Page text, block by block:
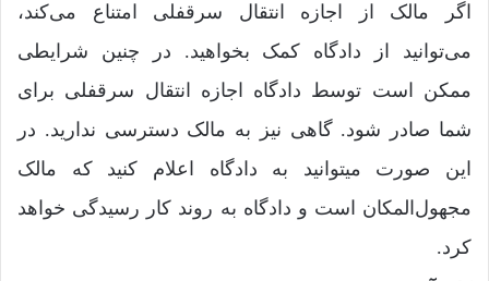
اگر مالک از اجازه انتقال سرقفلی امتناع می‌کند،
می‌توانید از دادگاه کمک بخواهید. در چنین شرایطی
ممکن است توسط دادگاه اجازه انتقال سرقفلی برای
شما صادر شود. گاهی نیز به مالک دسترسی ندارید. در
این صورت می­توانید به دادگاه اعلام ‌کنید که مالک
مجهول‌المکان است و دادگاه به روند کار رسیدگی خواهد
کرد.